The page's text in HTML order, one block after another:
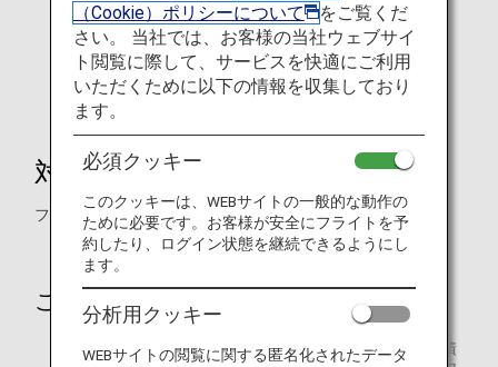
対象商品
フロントご精算分
ご注意
友の会会員、法人会員や平日会員など各会員料金での積
（Cookie）ポリシーについて
をご覧くだ
さい。 当社では、お客様の当社ウェブサイ
ト閲覧に際して、サービスを快適にご利用
いただくために以下の情報を収集しており
ます。
必須クッキー
このクッキーは、WEBサイトの一般的な動作の
ために必要です。お客様が安全にフライトを予
約したり、ログイン状態を継続できるようにし
ます。
分析用クッキー
WEBサイトの閲覧に関する匿名化されたデータ